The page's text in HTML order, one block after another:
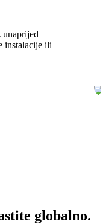
unaprijed
instalacije ili
globalno.